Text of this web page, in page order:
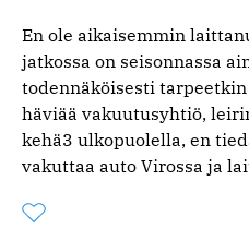
En ole aikaisemmin
jatkossa on seisonnassa
todennäköisesti
häviää vakuutusyhtiö,
kehä3 ulkopuolella, en
vakuttaa auto Virossa ja
Tykkää
kommentista